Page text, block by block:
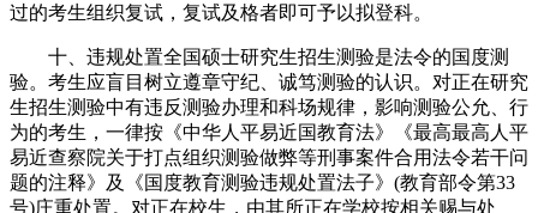
过的考生组织复试，复试及格者即可予以拟登科。
十、违规处置全国硕士研究生招生测验是法令的国度测
验。考生应盲目树立遵章守纪、诚笃测验的认识。对正在研究
生招生测验中有违反测验办理和科场规律，影响测验公允、行
为的考生，一律按《中华人平易近国教育法》《最高最高人平
易近查察院关于打点组织测验做弊等刑事案件合用法令若干问
题的注释》及《国度教育测验违规处置法子》(教育部令第33
号)庄重处置。对正在校生，由其所正在学校按相关赐与处